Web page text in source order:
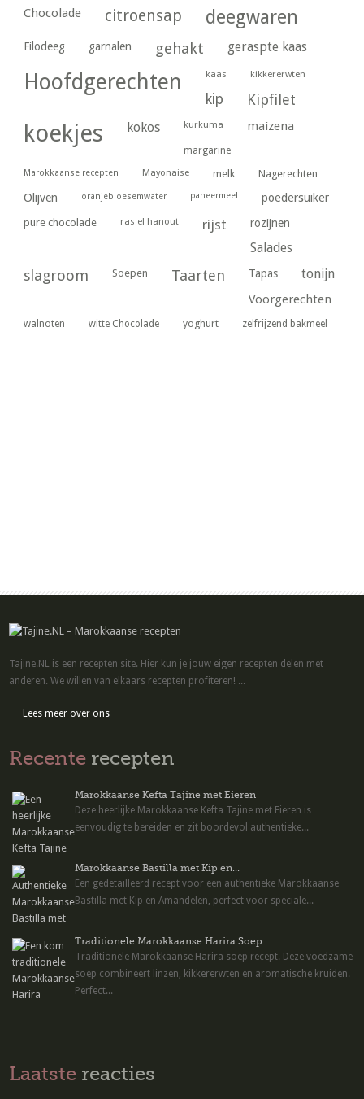
Chocolade citroensap deegwaren
Filodeeg garnalen gehakt geraspte kaas
Hoofdgerechten kaas kikkererwten
kip Kipfilet
koekjes kokos kurkuma maizena
margarine
Marokkaanse recepten Mayonaise melk Nagerechten
Olijven oranjebloesemwater paneermeel poedersuiker
pure chocolade ras el hanout rijst rozijnen
Salades
slagroom Soepen Taarten Tapas tonijn
Voorgerechten
walnoten witte Chocolade yoghurt zelfrijzend bakmeel
Tajine.NL is een recepten site. Hier kun je jouw eigen recepten delen met
anderen. We willen van elkaars recepten profiteren! ...
Lees meer over ons
Recente recepten
Marokkaanse Kefta Tajine met Eieren
Deze heerlijke Marokkaanse Kefta Tajine met Eieren is
eenvoudig te bereiden en zit boordevol authentieke...
Marokkaanse Bastilla met Kip en...
Een gedetailleerd recept voor een authentieke Marokkaanse
Bastilla met Kip en Amandelen, perfect voor speciale...
Traditionele Marokkaanse Harira Soep
Traditionele Marokkaanse Harira soep recept. Deze voedzame
soep combineert linzen, kikkererwten en aromatische kruiden.
Perfect...
Laatste reacties